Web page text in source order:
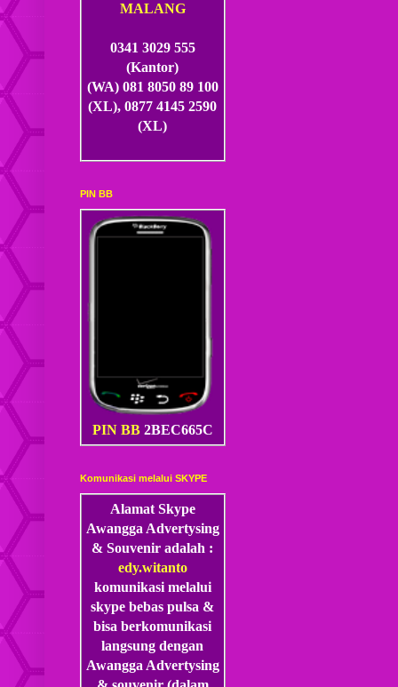
MALANG
0341 3029 555
(Kantor)
(WA) 081 8050 89 100
(XL), 0877 4145 2590
(XL)
PIN BB
PIN BB 2BEC665C
Komunikasi melalui SKYPE
Alamat Skype
Awangga Advertysing
& Souvenir adalah :
edy.witanto
komunikasi melalui
skype bebas pulsa &
bisa berkomunikasi
langsung dengan
Awangga Advertysing